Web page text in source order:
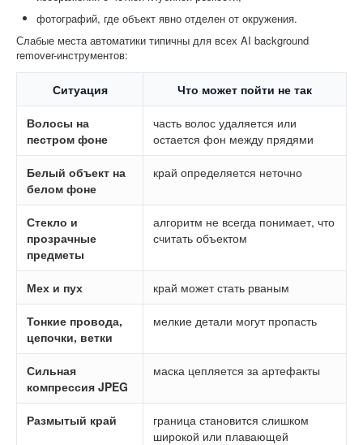
фотографий, где объект явно отделен от окружения.
Слабые места автоматики типичны для всех AI background
remover-инструментов:
Ситуация Что может пойти не так
Волосы на
пестром фоне
часть волос удаляется или
остается фон между прядями
Белый объект на
белом фоне
край определяется неточно
Стекло и
прозрачные
предметы
алгоритм не всегда понимает, что
считать объектом
Мех и пух край может стать рваным
Тонкие провода,
цепочки, ветки
мелкие детали могут пропасть
Сильная
компрессия JPEG
маска цепляется за артефакты
Размытый край
граница становится слишком
широкой или плавающей